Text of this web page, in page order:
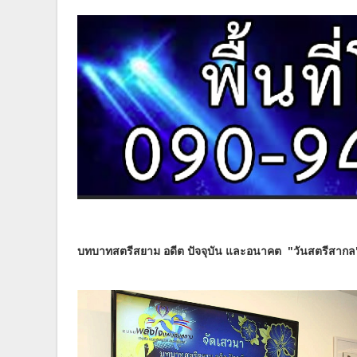
บทบาทสตรีสยาม อดีต ปัจจุบัน และอนาคต "วันสตรีสาก